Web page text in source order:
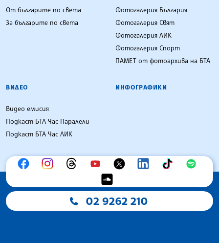
От българите по света
За българите по света
Фотогалерия България
Фотогалерия Свят
Фотогалерия ЛИК
Фотогалерия Спорт
ПАМЕТ от фотоархива на БТА
ВИДЕО
Видео емисия
Подкаст БТА Час Паралели
Подкаст БТА Час ЛИК
ИНФОГРАФИКИ
02 9262 210